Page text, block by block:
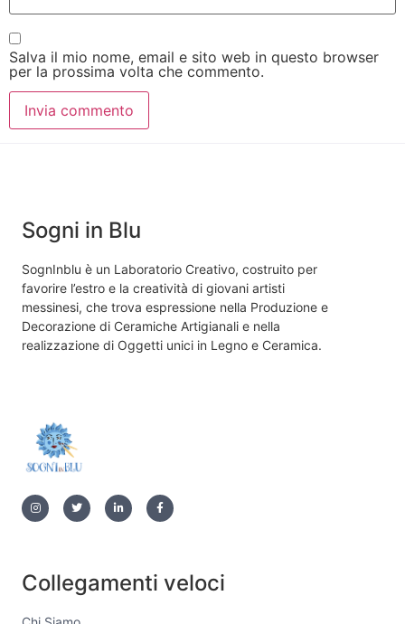
Salva il mio nome, email e sito web in questo browser
per la prossima volta che commento.
Sogni in Blu
SognInblu è un Laboratorio Creativo, costruito per
favorire l’estro e la creatività di giovani artisti
messinesi, che trova espressione nella Produzione e
Decorazione di Ceramiche Artigianali e nella
realizzazione di Oggetti unici in Legno e Ceramica.
Collegamenti veloci